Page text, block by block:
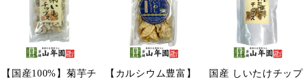
【国産100%】菊芋チ
【カルシウム豊富】
国産 しいたけチップ